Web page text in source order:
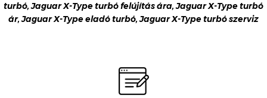
turbó, Jaguar X-Type turbó felújítás ára, Jaguar X-Type turbó
ár, Jaguar X-Type eladó turbó, Jaguar X-Type turbó szerviz